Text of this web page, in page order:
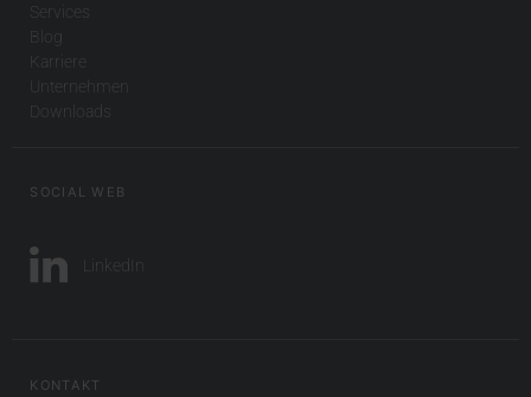
Services
Blog
Karriere
Unternehmen
Downloads
SOCIAL WEB
LinkedIn
KONTAKT